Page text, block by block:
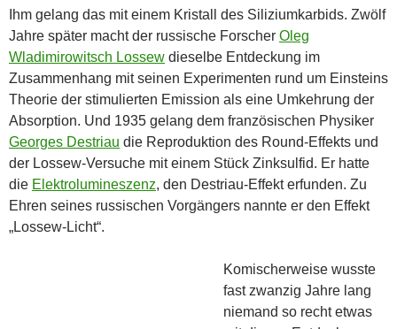
Ihm gelang das mit einem Kristall des Siliziumkarbids. Zwölf
Jahre später macht der russische Forscher Oleg
Wladimirowitsch Lossew dieselbe Entdeckung im
Zusammenhang mit seinen Experimenten rund um Einsteins
Theorie der stimulierten Emission als eine Umkehrung der
Absorption. Und 1935 gelang dem französischen Physiker
Georges Destriau die Reproduktion des Round-Effekts und
der Lossew-Versuche mit einem Stück Zinksulfid. Er hatte
die Elektrolumineszenz, den Destriau-Effekt erfunden. Zu
Ehren seines russischen Vorgängers nannte er den Effekt
„Lossew-Licht“.
Komischerweise wusste
fast zwanzig Jahre lang
niemand so recht etwas